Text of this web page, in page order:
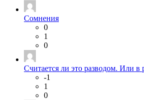
Сомнения
0
1
0
Считается ли это разводом. Или в
-1
1
0